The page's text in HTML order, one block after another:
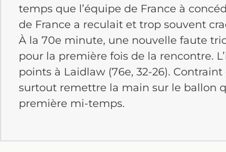
temps que l’équipe de France à
de France a reculait et trop souvent
À la 70e minute, une nouvelle faute
pour la première fois de la rencontre.
points à Laidlaw (76e, 32-26). Contraint
surtout remettre la main sur le ballon
première mi-temps.